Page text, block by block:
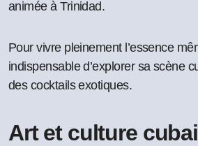
animée à Trinidad.
Pour vivre pleinement l’essence
indispensable d’explorer sa scène
des cocktails exotiques.
Art et culture